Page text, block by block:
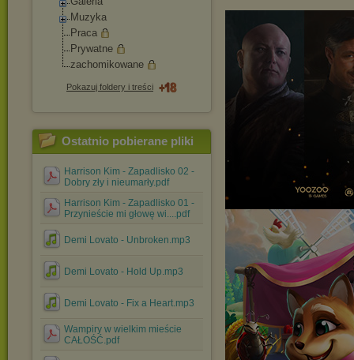
Muzyka
Praca
Prywatne
zachomikowane
Pokazuj foldery i treści
Ostatnio pobierane pliki
Harrison Kim - Zapadlisko 02 -
Dobry zły i nieumarły.pdf
Harrison Kim - Zapadlisko 01 -
Przynieście mi głowę wi....pdf
Demi Lovato - Unbroken.mp3
Demi Lovato - Hold Up.mp3
Demi Lovato - Fix a Heart.mp3
Wampiry w wielkim mieście
CAŁOŚĆ.pdf